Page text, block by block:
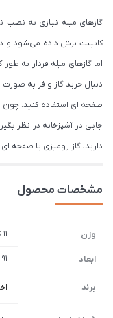
گازهای مبله نیازی به
کابینت برش داده می‌شود و
اما گازهای مبله فردار به طور
دنبال خرید گاز و فر به
صفحه ای استفاده کنید. چون
جایی در آشپزخانه در نظر
دارید، گاز رومیزی یا صفحه
مشخصات محصول
وزن 11 کیلوگرم
ابعاد 91 × 51 سانتیمتر
برند